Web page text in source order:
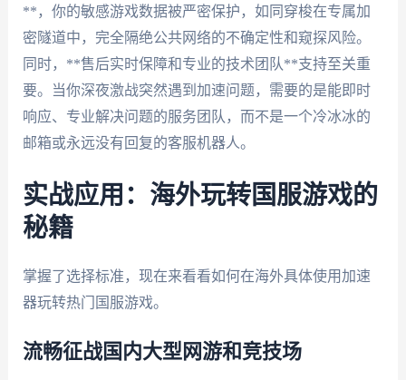
**，你的敏感游戏数据被严密保护，如同穿梭在专属加
密隧道中，完全隔绝公共网络的不确定性和窥探风险。
同时，**售后实时保障和专业的技术团队**支持至关重
要。当你深夜激战突然遇到加速问题，需要的是能即时
响应、专业解决问题的服务团队，而不是一个冷冰冰的
邮箱或永远没有回复的客服机器人。
实战应用：海外玩转国服游戏的
秘籍
掌握了选择标准，现在来看看如何在海外具体使用加速
器玩转热门国服游戏。
流畅征战国内大型网游和竞技场